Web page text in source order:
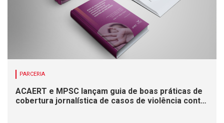
PARCERIA
ACAERT e MPSC lançam guia de boas práticas de
cobertura jornalística de casos de violência contra